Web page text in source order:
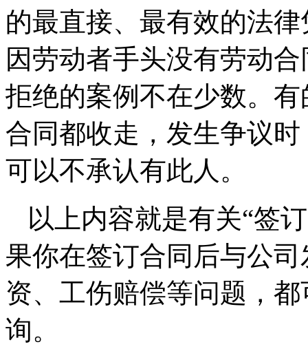
的最直接、最有效的法
因劳动者手头没有劳动
拒绝的案例不在少数。
合同都收走，发生争议
可以不承认有此人。
以上内容就是有关“签
果你在签订合同后与公
资、工伤赔偿等问题，
询。